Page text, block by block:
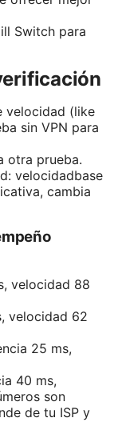
Switch para
velocidad (like
sin VPN para
otra prueba.
velocidadbase
cambia
velocidad 88
velocidad 62
25 ms,
40 ms,
son
de tu ISP y